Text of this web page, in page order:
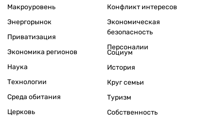
Макроуровень
Энергорынок
Приватизация
Экономика регионов
Конфликт интересов
Экономическая
безопасность
Персоналии
Наука
Технологии
Среда обитания
Церковь
Социум
История
Круг семьи
Туризм
Собственность